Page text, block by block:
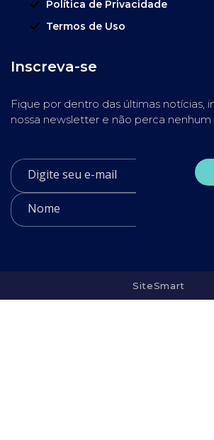
Política de Privacidade
Termos de Uso
Inscreva-se
Fique por dentro das últimas notícias,
nossa newsletter e não perca nenhum
SiteSmart